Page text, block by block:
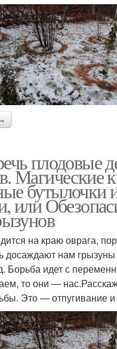
плодовые
Магические
бутылочки
или
на краю оврага,
досаждают нам
Борьба идет с
то они —
Это — отпугивание